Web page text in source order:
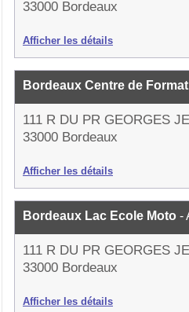
33000 Bordeaux
Afficher les détails
Bordeaux Centre de
111 R DU PR GEORGES
33000 Bordeaux
Afficher les détails
Bordeaux Lac Ecole Moto -
111 R DU PR GEORGES
33000 Bordeaux
Afficher les détails